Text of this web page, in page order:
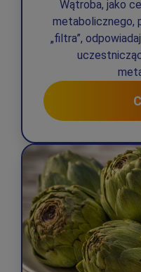
Wątroba, jako
metabolicznego,
„filtra”,